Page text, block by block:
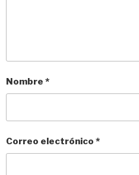
Nombre *
Correo electrónico *